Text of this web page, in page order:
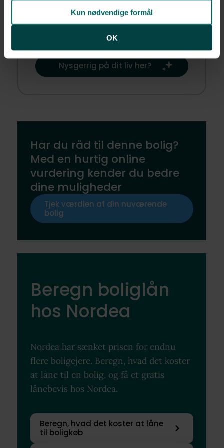
Kun nødvendige formål
OK
hyggelige stemning, der gør området
særligt. Det er et sted, hvor du kan
Nysgerrig på dit liv her?​
Har du råd til denne bolig?
Med en hurtig online
vurdering kender du bedre
dine muligheder
Tjek værdien af din nuværende
bolig
Beregn boliglån
hos Nordea
Nordea har sænket prisen for endnu
flere boligejere. Beregn, hvad det koster
at låne til en bolig, og få et gratis
lånebevis hos Nordea.
Beregn, hvad det koster at låne
til boligkøb